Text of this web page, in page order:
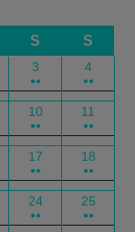
S S
3
●●
4
●●
10
●●
11
●●
17
●●
18
●●
24
●●
25
●●